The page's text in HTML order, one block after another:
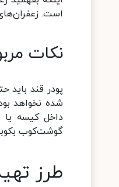
است.
نکات
پودر قند باید
شده نخواهد
داخل کیسه یا
گوشت‌کوب
طرز